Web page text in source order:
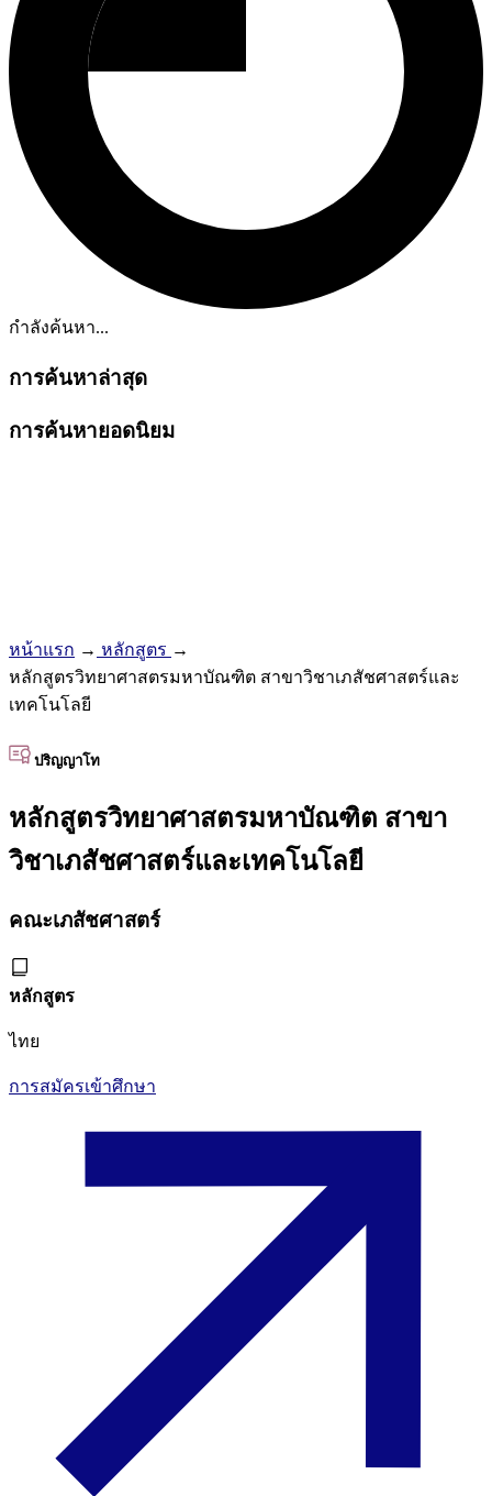
กำลังค้นหา...
การค้นหาล่าสุด
การค้นหายอดนิยม
หน้าแรก → หลักสูตร →
หลักสูตรวิทยาศาสตรมหาบัณฑิต สาขาวิชาเภสัชศาสตร์และ
เทคโนโลยี
ปริญญาโท
หลักสูตรวิทยาศาสตรมหาบัณฑิต สาขา
วิชาเภสัชศาสตร์และเทคโนโลยี
คณะเภสัชศาสตร์
หลักสูตร
ไทย
การสมัครเข้าศึกษา